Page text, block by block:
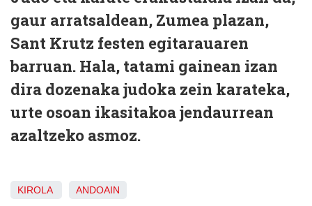
gaur arratsaldean, Zumea plazan,
Sant Krutz festen egitarauaren
barruan. Hala, tatami gainean izan
dira dozenaka judoka zein karateka,
urte osoan ikasitakoa jendaurrean
azaltzeko asmoz.
KIROLA ANDOAIN